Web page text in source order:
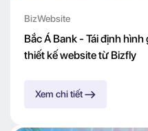
BizWebsite
Bắc Á Bank - Tái định
thiết kế website từ Bizfly
Xem chi tiết